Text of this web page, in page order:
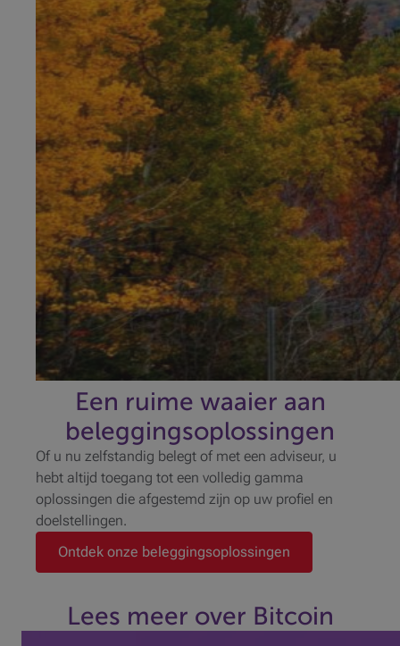
Een ruime waaier aan
beleggingsoplossingen
Of u nu zelfstandig belegt of met een adviseur, u
hebt altijd toegang tot een volledig gamma
oplossingen die afgestemd zijn op uw profiel en
doelstellingen.
Ontdek onze beleggingsoplossingen
Lees meer over Bitcoin